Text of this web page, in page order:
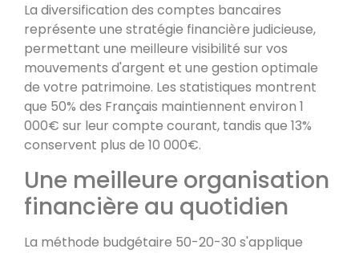
La diversification des comptes bancaires
représente une stratégie financière judicieuse,
permettant une meilleure visibilité sur vos
mouvements d'argent et une gestion optimale
de votre patrimoine. Les statistiques montrent
que 50% des Français maintiennent environ 1
000€ sur leur compte courant, tandis que 13%
conservent plus de 10 000€.
Une meilleure organisation
financière au quotidien
La méthode budgétaire 50-20-30 s'applique